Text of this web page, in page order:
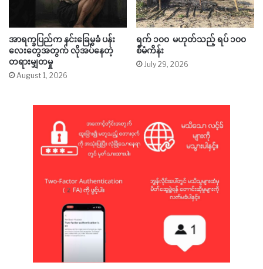
အာရက္ခပြည်က နင်းခြေမွှခံ ပန်း
လေးတွေအတွက် လိုအပ်နေတဲ့
တရားမျှတမှု
August 1, 2026
ရက် ၁၀၀ မဟုတ်သည့် ရပ် ၁၀၀
စီမံကိန်း
July 29, 2026